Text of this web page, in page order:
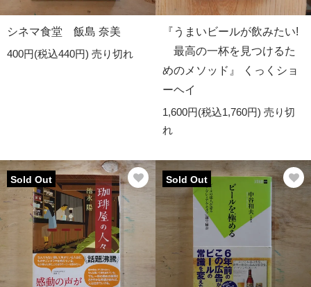
シネマ食堂 飯島 奈美
400円(税込440円) 売り切れ
『うまいビールが飲みたい!
最高の一杯を見つけるた
めのメソッド』 くっくショ
ーヘイ
1,600円(税込1,760円) 売り切
れ
Sold Out Sold Out